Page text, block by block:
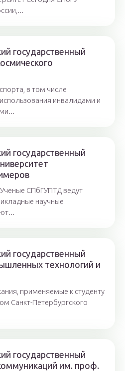
государственный
в том числе
инвалидами и
государственный
СПбГУПТД ведут
научные
государственный
технологий и
применяемые к студенту
Санкт-Петербургского
государственный
им. проф.